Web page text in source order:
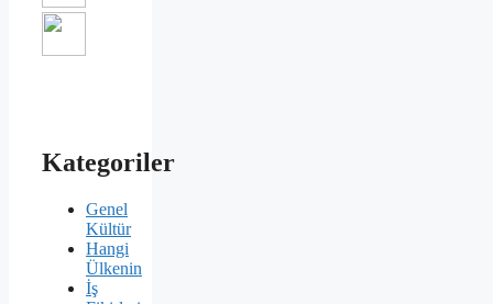
Kategoriler
Genel
Kültür
Hangi
Ülkenin
İş